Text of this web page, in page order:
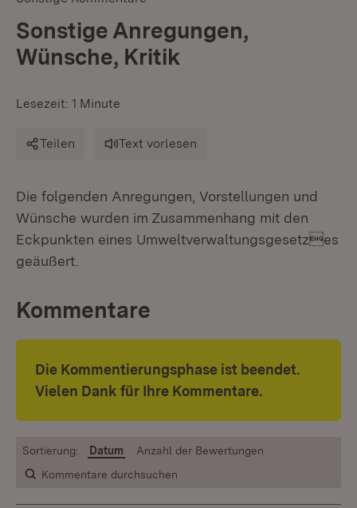
Sonstige Anregungen,
Wünsche, Kritik
Lesezeit: 1 Minute
Teilen Text vorlesen
Die folgenden Anregungen, Vorstellungen und
Wünsche wurden im Zusammenhang mit den
Eckpunkten eines Umweltverwaltungsgesetzes
geäußert.
Kommentare
Die Kommentierungsphase ist beendet.
Vielen Dank für Ihre Kommentare.
Kommentare durchsuchen
Sortierung: Datum Anzahl der Bewertungen